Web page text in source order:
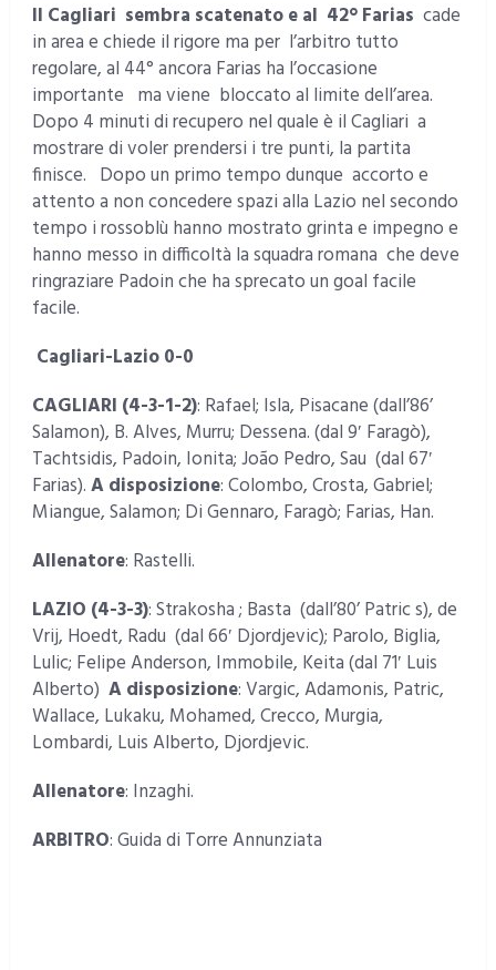
Il Cagliari sembra scatenato e al 42° Farias cade
in area e chiede il rigore ma per l’arbitro tutto
regolare, al 44° ancora Farias ha l’occasione
importante ma viene bloccato al limite dell’area.
Dopo 4 minuti di recupero nel quale è il Cagliari a
mostrare di voler prendersi i tre punti, la partita
finisce. Dopo un primo tempo dunque accorto e
attento a non concedere spazi alla Lazio nel secondo
tempo i rossoblù hanno mostrato grinta e impegno e
hanno messo in difficoltà la squadra romana che deve
ringraziare Padoin che ha sprecato un goal facile
facile.
Cagliari-Lazio 0-0
CAGLIARI (4-3-1-2): Rafael; Isla, Pisacane (dall’86’
Salamon), B. Alves, Murru; Dessena. (dal 9′ Faragò),
Tachtsidis, Padoin, Ionita; João Pedro, Sau (dal 67′
Farias).A disposizione: Colombo, Crosta, Gabriel;
Miangue, Salamon; Di Gennaro, Faragò; Farias, Han.
Allenatore: Rastelli.
LAZIO (4-3-3): Strakosha ; Basta (dall’80’ Patric s), de
Vrij, Hoedt, Radu (dal 66′ Djordjevic); Parolo, Biglia,
Lulic; Felipe Anderson, Immobile, Keita (dal 71′ Luis
Alberto) A disposizione: Vargic, Adamonis, Patric,
Wallace, Lukaku, Mohamed, Crecco, Murgia,
Lombardi, Luis Alberto, Djordjevic.
Allenatore: Inzaghi.
ARBITRO: Guida di Torre Annunziata